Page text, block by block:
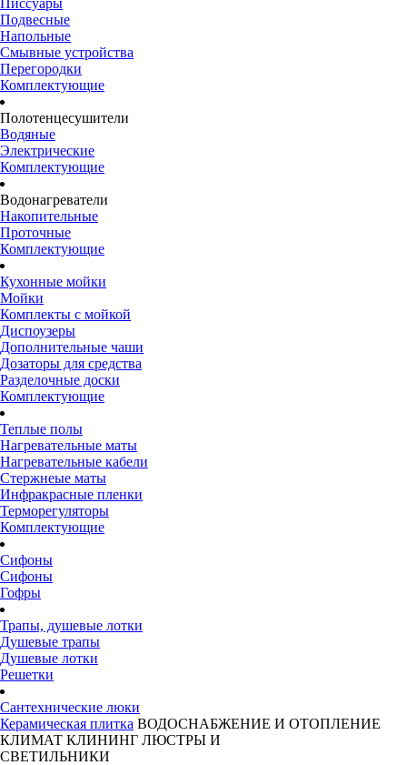
Писсуары
Подвесные
Напольные
Смывные устройства
Перегородки
Комплектующие
Полотенцесушители
Водяные
Электрические
Комплектующие
Водонагреватели
Накопительные
Проточные
Комплектующие
Кухонные мойки
Мойки
Комплекты с мойкой
Диспоузеры
Дополнительные чаши
Дозаторы для средства
Разделочные доски
Комплектующие
Теплые полы
Нагревательные маты
Нагревательные кабели
Стержнеые маты
Инфракрасные пленки
Терморегуляторы
Комплектующие
Сифоны
Сифоны
Гофры
Трапы, душевые лотки
Душевые трапы
Душевые лотки
Решетки
Сантехнические люки
Керамическая плитка ВОДОСНАБЖЕНИЕ И ОТОПЛЕНИЕ
КЛИМАТ КЛИНИНГ ЛЮСТРЫ И
СВЕТИЛЬНИКИ